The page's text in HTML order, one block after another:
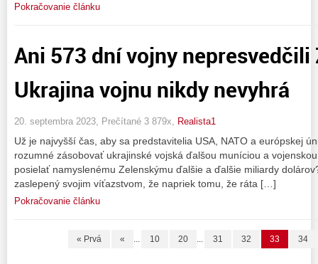
Pokračovanie článku
Ani 573 dní vojny nepresvedčili
Ukrajina vojnu nikdy nevyhrá
20. septembra 2023, Prečítané 3 879x, Realista1
Už je najvyšší čas, aby sa predstavitelia USA, NATO a európskej
rozumné zásobovať ukrajinské vojská ďalšou muníciou a
posielať namyslenému Zelenskýmu ďalšie a ďalšie miliardy
zaslepený svojim víťazstvom, že napriek tomu, že ráta […]
Pokračovanie článku
« Prvá « ... 10 20 ... 31 32 33 34